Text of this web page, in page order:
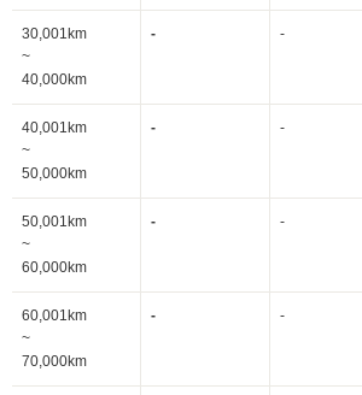
30,001km
~
40,000km
- -
40,001km
~
50,000km
- -
50,001km
~
60,000km
- -
60,001km
~
70,000km
- -